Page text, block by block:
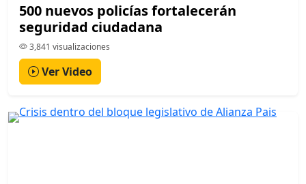
500 nuevos policías fortalecerán
seguridad ciudadana
3,841 visualizaciones
Ver Video